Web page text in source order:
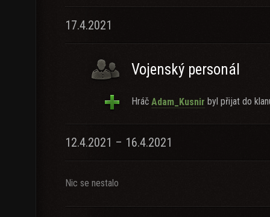
17.4.2021
Vojenský personál
Hráč Adam_Kusnir byl přijat do
12.4.2021 – 16.4.2021
Nic se nestalo